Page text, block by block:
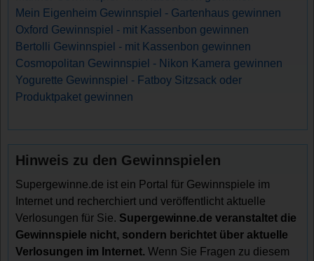
Mein Eigenheim Gewinnspiel - Gartenhaus gewinnen
Oxford Gewinnspiel - mit Kassenbon gewinnen
Bertolli Gewinnspiel - mit Kassenbon gewinnen
Cosmopolitan Gewinnspiel - Nikon Kamera gewinnen
Yogurette Gewinnspiel - Fatboy Sitzsack oder
Produktpaket gewinnen
Hinweis zu den Gewinnspielen
Supergewinne.de ist ein Portal für Gewinnspiele im
Internet und recherchiert und veröffentlicht aktuelle
Verlosungen für Sie. Supergewinne.de veranstaltet die
Gewinnspiele nicht, sondern berichtet über aktuelle
Verlosungen im Internet. Wenn Sie Fragen zu diesem